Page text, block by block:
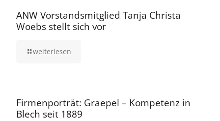
ANW Vorstandsmitglied Tanja Christa
Woebs stellt sich vor
weiterlesen
Firmenporträt: Graepel – Kompetenz in
Blech seit 1889